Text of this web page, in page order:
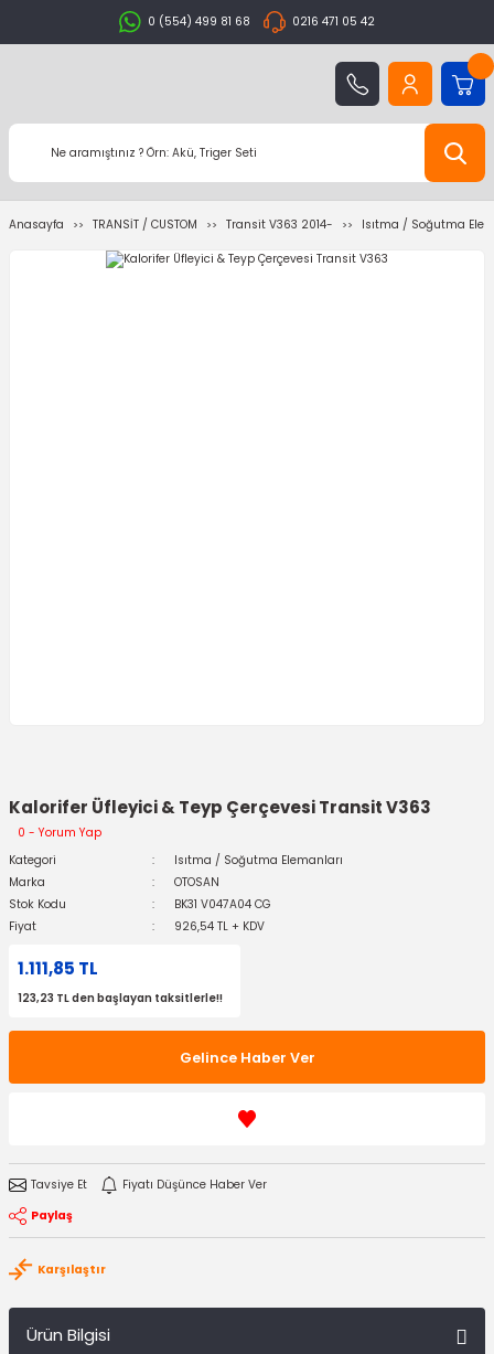
0 (554) 499 81 68 0216 471 05 42
Anasayfa TRANSİT / CUSTOM Transit V363 2014- Isıtma / Soğutma
Kalorifer Üfleyici & Teyp Çerçevesi Transit V363
0 - Yorum Yap
Kategori
Isıtma / Soğutma Elemanları
Marka
OTOSAN
Stok Kodu
BK31 V047A04 CG
Fiyat
926,54 TL + KDV
1.111,85 TL
123,23 TL den başlayan taksitlerle!!
Gelince Haber Ver
Tavsiye Et
Fiyatı Düşünce Haber Ver
Paylaş
Karşılaştır
Ürün Bilgisi